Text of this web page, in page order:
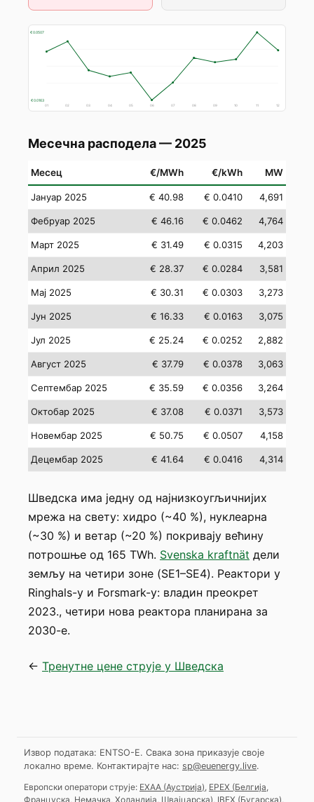
€ 0.0507
€ 0.0163
01 02 03 04 05 06 07 08 09 10 11 12
Месечна расподела — 2025
Месец €/MWh €/kWh MW
Јануар 2025 € 40.98 € 0.0410 4,691
Фебруар 2025 € 46.16 € 0.0462 4,764
Март 2025 € 31.49 € 0.0315 4,203
Април 2025 € 28.37 € 0.0284 3,581
Мај 2025 € 30.31 € 0.0303 3,273
Јун 2025 € 16.33 € 0.0163 3,075
Јул 2025 € 25.24 € 0.0252 2,882
Август 2025 € 37.79 € 0.0378 3,063
Септембар 2025 € 35.59 € 0.0356 3,264
Октобар 2025 € 37.08 € 0.0371 3,573
Новембар 2025 € 50.75 € 0.0507 4,158
Децембар 2025 € 41.64 € 0.0416 4,314
Шведска има једну од најнизкоугљичнијих
мрежа на свету: хидро (~40 %), нуклеарна
(~30 %) и ветар (~20 %) покривају већину
потрошње од 165 TWh. Svenska kraftnät дели
земљу на четири зоне (SE1–SE4). Реактори у
Ringhals-у и Forsmark-у: владин преокрет
2023., четири нова реактора планирана за
2030-е.
← Тренутне цене струје у Шведска
Извор података: ENTSO-E. Свака зона приказује своје
локално време. Контактирајте нас: sp@euenergy.live.
Европски оператори струје: EXAA (Аустрија), EPEX (Белгија,
Француска, Немачка, Холандија, Швајцарска) IBEX (Бугарска)